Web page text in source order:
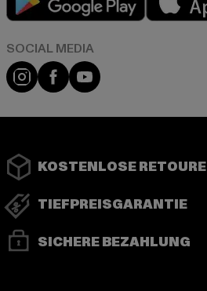
Instagram
FacebookYouTube
KOSTENLOSE RETOURE
TIEFPREISGARANTIE
SICHERE BEZAHLUNG